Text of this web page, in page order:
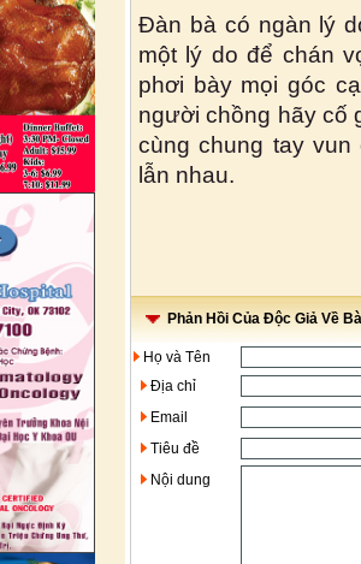
Đàn bà có ngàn lý
một lý do để chán
phơi bày mọi góc
người chồng hãy cố
cùng chung tay
lẫn nhau.
Phản Hồi Của Độc Giả Về
Họ và Tên
Địa chỉ
Email
Tiêu đề
Nội dung